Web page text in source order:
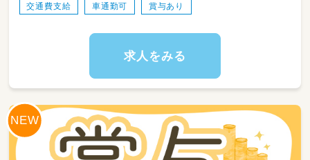
・身体を楽しく動かせる活動プログラムや季節
・学校の宿題の見守りや学習プリント・教材の準
備・サポート
る記録作成
やご相談対応・サポート
・社用車（AT限定OK）を使用してのお迎えやご
自宅への送迎業務
・施設内の清掃、おもちゃや使用器具の消毒・環
交通費支給 車通勤可 賞与あり
求人をみる